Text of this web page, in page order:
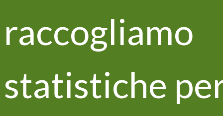
del settore
raccogliamo
statistiche